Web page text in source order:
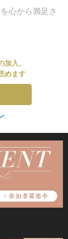
心から満足さ
入、
めます